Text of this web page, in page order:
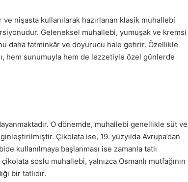
nişasta kullanılarak hazırlanan klasik muhallebi
Geleneksel muhallebi, yumuşak ve kremsi
daha tatminkâr ve doyurucu hale getirir. Özellikle
hem sunumuyla hem de lezzetiyle özel günlerde
O dönemde, muhallebi genellikle süt ve
Çikolata ise, 19. yüzyılda Avrupa’dan
kullanılmaya başlanması ise zamanla tatlı
soslu muhallebi, yalnızca Osmanlı mutfağının
bir tatlıdır.